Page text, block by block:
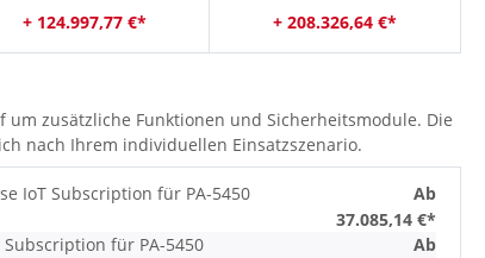
+ 124.997,77 €*
+ 208.326,64 €*
um zusätzliche Funktionen und Sicherheitsmodule. Die
nach Ihrem individuellen Einsatzszenario.
IoT Subscription für PA-5450
Ab
37.085,14 €*
für PA-5450
Ab